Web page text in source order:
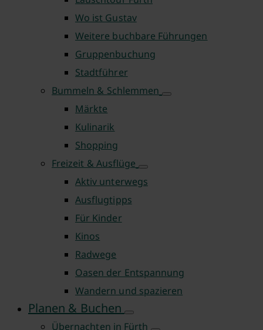
Wo ist Gustav
Weitere buchbare Führungen
Gruppenbuchung
Stadtführer
Bummeln & Schlemmen
Märkte
Kulinarik
Shopping
Freizeit & Ausflüge
Aktiv unterwegs
Ausflugtipps
Für Kinder
Kinos
Radwege
Oasen der Entspannung
Wandern und spazieren
Planen & Buchen
Übernachten in Fürth